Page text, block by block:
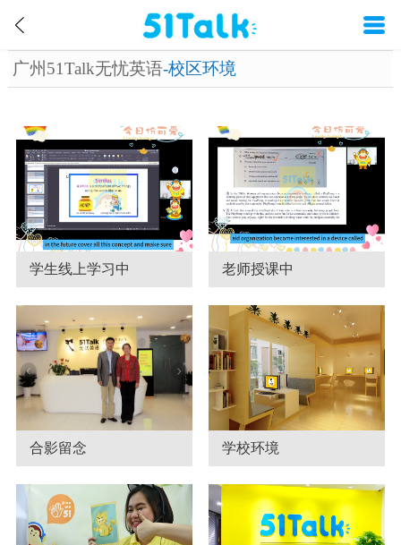
广州51Talk无忧英语-校区环境
学生线上学习中 老师授课中
合影留念 学校环境